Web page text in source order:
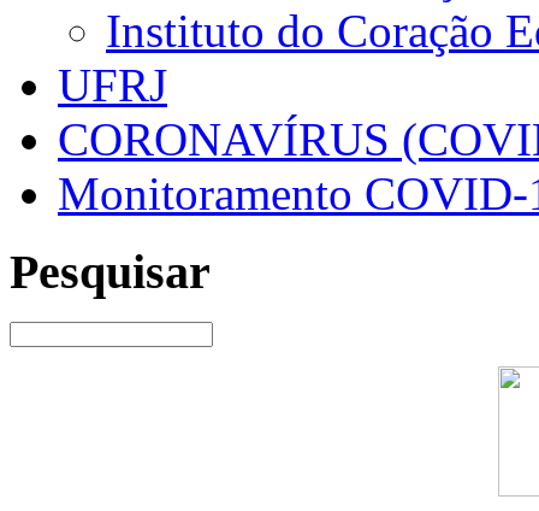
Instituto do Coração
UFRJ
CORONAVÍRUS
Monitoramento COVID-
Pesquisar